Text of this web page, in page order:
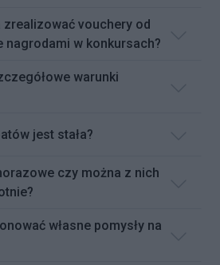
zrealizować vouchery od
nagrodami w konkursach?
warunki
jest stała?
czy można z nich
własne pomysły na